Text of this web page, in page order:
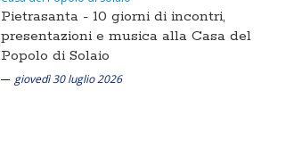
Pietrasanta - 10 giorni di incontri,
presentazioni e musica alla Casa del
Popolo di Solaio
giovedì 30 luglio 2026